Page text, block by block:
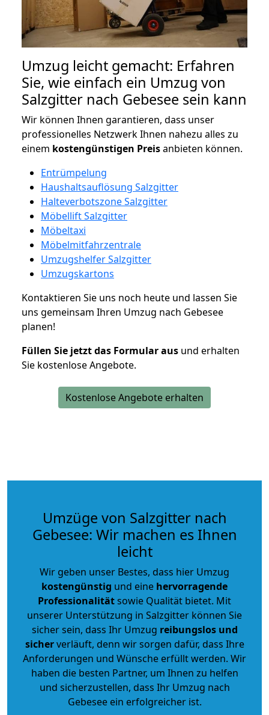
Umzug leicht gemacht: Erfahren
Sie, wie einfach ein Umzug von
Salzgitter nach Gebesee sein kann
Wir können Ihnen garantieren, dass unser
professionelles Netzwerk Ihnen nahezu alles zu
einem kostengünstigen Preisanbieten können.
Entrümpelung
Haushaltsauflösung Salzgitter
Halteverbotszone Salzgitter
Möbellift Salzgitter
Möbeltaxi
Möbelmitfahrzentrale
Umzugshelfer Salzgitter
Umzugskartons
Kontaktieren Sie uns noch heute und lassen Sie
uns gemeinsam Ihren Umzug nach Gebesee
planen!
Füllen Sie jetzt das Formular aus und erhalten
Sie kostenlose Angebote.
Kostenlose Angebote erhalten
Umzüge von Salzgitter nach
Gebesee: Wir machen es Ihnen
leicht
Wir geben unser Bestes, dass hier Umzug
kostengünstig und eine hervorragende
Professionalitätsowie Qualität bietet. Mit
unserer Unterstützung in Salzgitter können Sie
sicher sein, dass Ihr Umzug reibungslos und
sicherverläuft, denn wir sorgen dafür, dass Ihre
Anforderungen und Wünsche erfüllt werden. Wir
haben die besten Partner, um Ihnen zu helfen
und sicherzustellen, dass Ihr Umzug nach
Gebesee ein erfolgreicher ist.